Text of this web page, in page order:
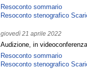
Resoconto sommario
Resoconto stenografico
giovedì 21 aprile 2022
Audizione, in
Resoconto sommario
Resoconto stenografico